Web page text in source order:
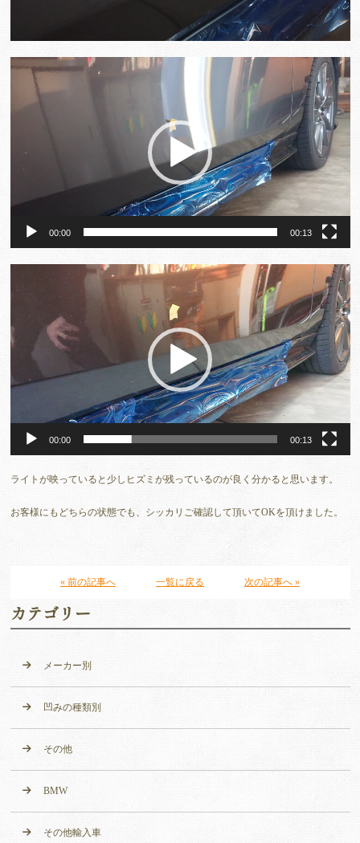
00:00 00:13
画
ー
00:00 00:13
ライトが映っていると少しヒズミが残っているのが良く分かると思います。
お客様にもどちらの状態でも、シッカリご確認して頂いてOKを頂けました。
« 前の記事へ 一覧に戻る 次の記事へ »
カテゴリー
メーカー別
凹みの種類別
その他
BMW
その他輸入車